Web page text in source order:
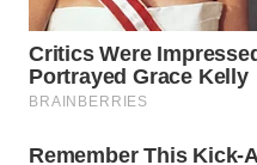
KARAWANG
WN